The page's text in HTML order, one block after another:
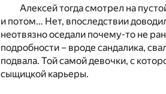
Алексей тогда смотрел на
и потом… Нет, впоследствии
неотвязно оседали почему-то не
подробности – вроде сандалика,
подвала. Той самой девочки, с
сыщицкой карьеры.